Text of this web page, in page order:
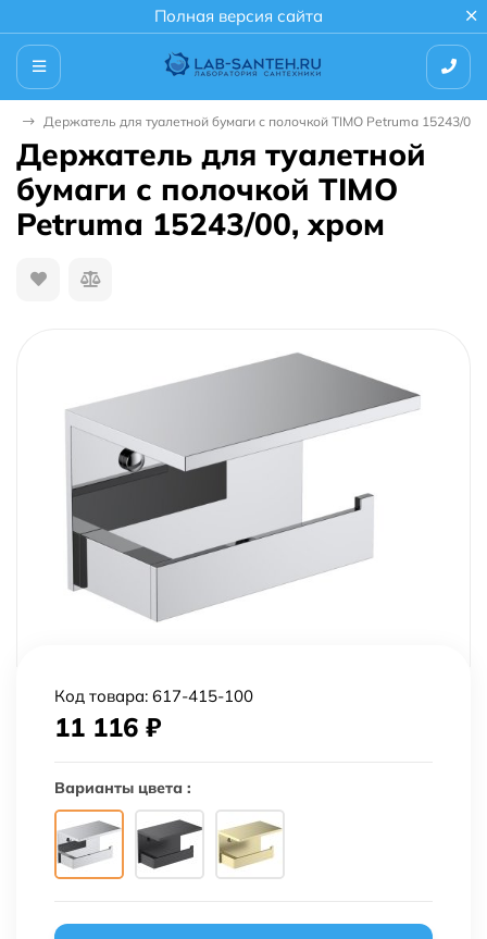
Полная версия сайта
Держатель для туалетной бумаги с полочкой TIMO Petruma 15243/00,
Держатель для туалетной
бумаги с полочкой TIMO
Petruma 15243/00, хром
Код товара: 617-415-100
11 116 ₽
Варианты цвета :